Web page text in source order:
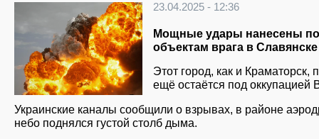
23.04.2025 - 12:36
Мощные удары нанесены по
объектам врага в
Этот город, как и Краматорск,
ещё остаётся под оккупацией
Украинские каналы сообщили о взрывах, в районе
небо поднялся густой столб дыма.